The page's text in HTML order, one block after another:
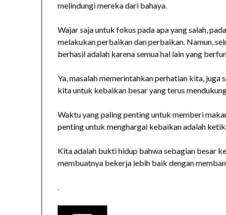
melindungi mereka dari bahaya.
Wajar saja untuk fokus pada apa yang salah,
melakukan perbaikan dan perbaikan. Namun,
berhasil adalah karena semua hal lain yang
Ya, masalah memerintahkan perhatian kita,
kita untuk kebaikan besar yang terus
Waktu yang paling penting untuk memberi
penting untuk menghargai kebaikan adalah
Kita adalah bukti hidup bahwa sebagian besar
membuatnya bekerja lebih baik dengan
.